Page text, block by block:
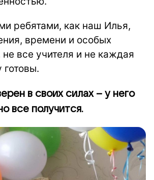
ребятами, как наш Илья,
времени и особых
все учителя и не каждая
готовы.
в своих силах – у него
все получится.